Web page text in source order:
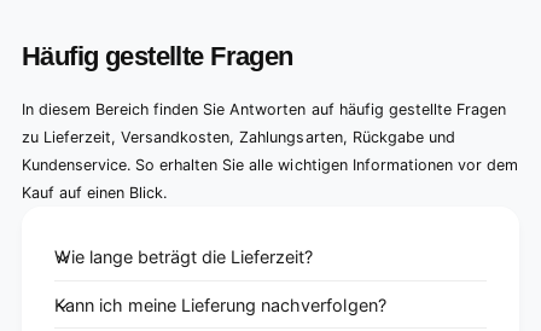
Häufig gestellte Fragen
In diesem Bereich finden Sie Antworten auf häufig gestellte Fragen
zu Lieferzeit, Versandkosten, Zahlungsarten, Rückgabe und
Kundenservice. So erhalten Sie alle wichtigen Informationen vor dem
Kauf auf einen Blick.
Wie lange beträgt die Lieferzeit?
Kann ich meine Lieferung nachverfolgen?